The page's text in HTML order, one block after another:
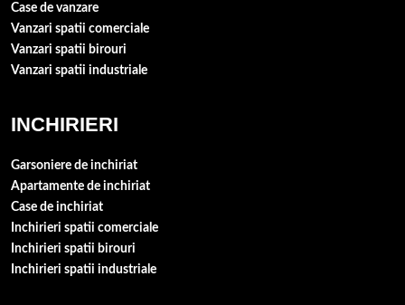
Case de vanzare
Vanzari spatii comerciale
Vanzari spatii birouri
Vanzari spatii industriale
INCHIRIERI
Garsoniere de inchiriat
Apartamente de inchiriat
Case de inchiriat
Inchirieri spatii comerciale
Inchirieri spatii birouri
Inchirieri spatii industriale